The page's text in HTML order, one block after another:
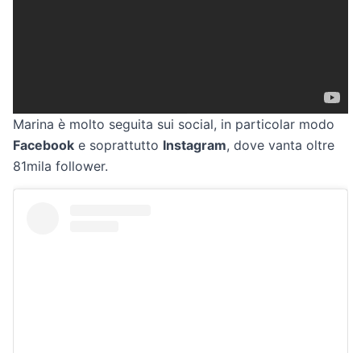
Marina è molto seguita sui social, in particolar modo
Facebook e soprattutto Instagram, dove vanta oltre
81mila follower.